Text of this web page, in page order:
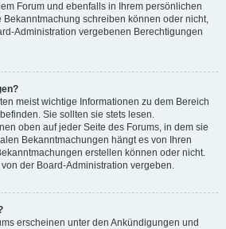
Forum und ebenfalls in Ihrem persönlichen
Bekanntmachung schreiben können oder nicht,
Administration vergebenen Berechtigungen
meist wichtige Informationen zu dem Bereich
Sie sollten sie stets lesen.
oben auf jeder Seite des Forums, in dem sie
Bekanntmachungen hängt es von Ihren
erstellen können oder nicht.
der Board-Administration vergeben.
erscheinen unter den Ankündigungen und